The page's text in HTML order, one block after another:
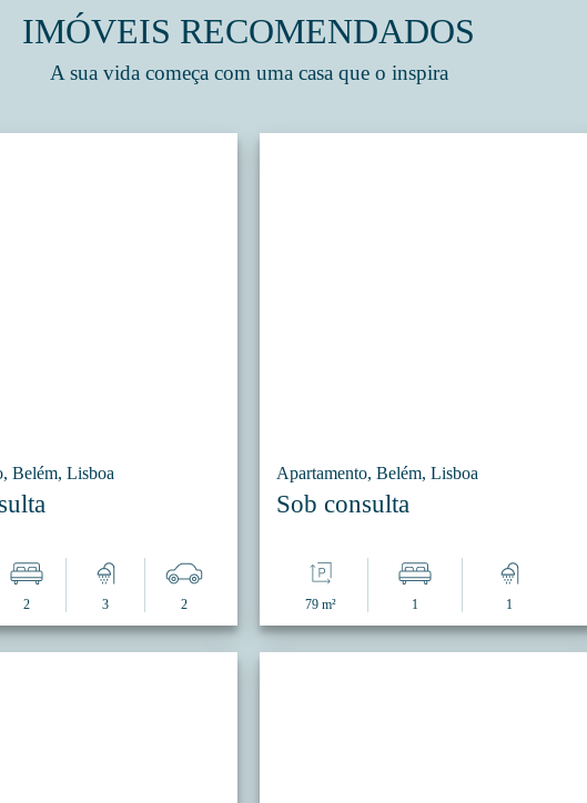
IMÓVEIS RECOMENDADOS
A sua vida começa com uma casa que o inspira
Belém, Lisboa
2 3 2
Apartamento, Belém, Lisboa
Sob consulta
79 m² 1 1